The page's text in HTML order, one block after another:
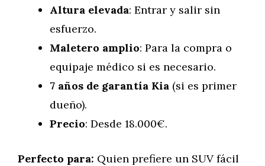
Altura elevada: Entrar y salir sin
esfuerzo.
Maletero amplio: Para la compra o
equipaje médico si es necesario.
7 años de garantía Kia (si es primer
dueño).
Precio: Desde 18.000€.
Perfecto para: Quien prefiere un SUV fácil